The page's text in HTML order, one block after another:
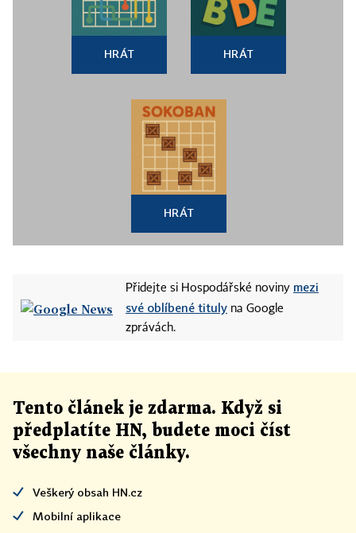
HRÁT HRÁT
HRÁT
Přidejte si Hospodářské noviny mezi
své oblíbené tituly na Google
zprávách.
Tento článek je zdarma. Když si
předplatíte HN, budete moci číst
všechny naše články.
Veškerý obsah HN.cz
Mobilní aplikace